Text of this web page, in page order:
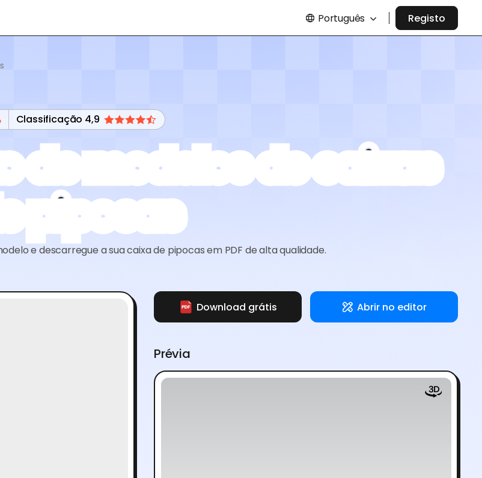
Português Registo
Classificação 4,9
de modelos de caixas
pipocas
e descarregue a sua caixa de pipocas em PDF de alta qualidade.
Download grátis Abrir no editor
Prévia